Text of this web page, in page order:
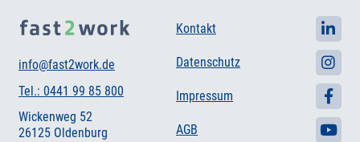
info@fast2work.de
Tel.: 0441 99 85 800
Wickenweg 52
26125 Oldenburg
Kontakt
Datenschutz
Impressum
AGB